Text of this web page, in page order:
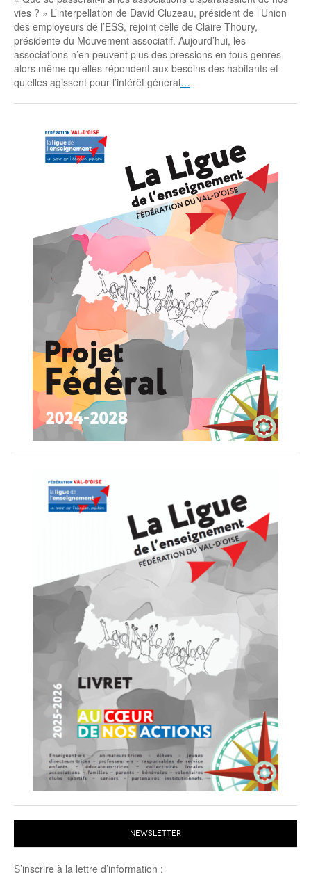
vies ? » L’interpellation de David Cluzeau, président de l’Union
des employeurs de l’ESS, rejoint celle de Claire Thoury,
présidente du Mouvement associatif. Aujourd’hui, les
associations n’en peuvent plus des pressions en tous genres
alors même qu’elles répondent aux besoins des habitants et
qu’elles agissent pour l’intérêt général…
NEWSLETTER
S’inscrire à la lettre d’information :